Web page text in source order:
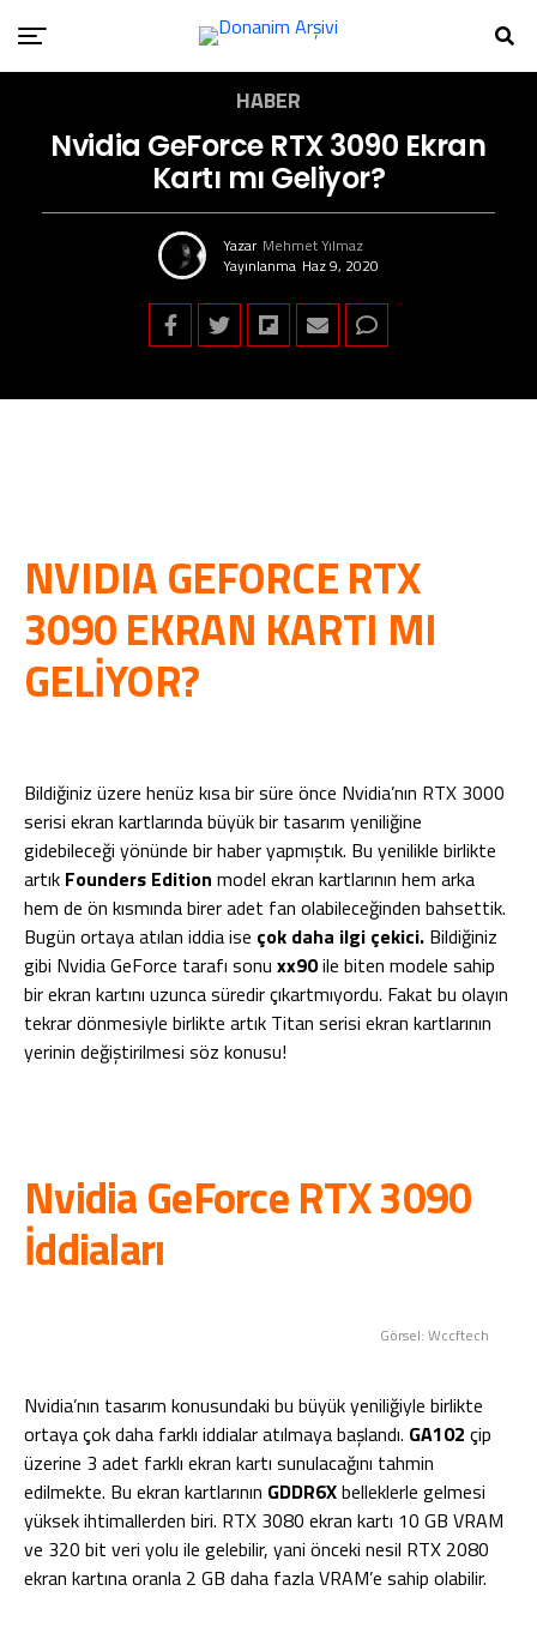
HABER
Nvidia GeForce RTX 3090 Ekran
Kartı mı Geliyor?
Yazar Mehmet Yılmaz
Yayınlanma Haz 9, 2020
NVIDIA GEFORCE RTX
3090 EKRAN KARTI MI
GELİYOR?
Bildiğiniz üzere henüz kısa bir süre önce Nvidia’nın RTX 3000
serisi ekran kartlarında büyük bir tasarım yeniliğine
gidebileceği yönünde bir haber yapmıştık. Bu yenilikle birlikte
artık Founders Edition model ekran kartlarının hem arka
hem de ön kısmında birer adet fan olabileceğinden bahsettik.
Bugün ortaya atılan iddia ise çok daha ilgi çekici. Bildiğiniz
gibi Nvidia GeForce tarafı sonu xx90ile biten modele sahip
bir ekran kartını uzunca süredir çıkartmıyordu. Fakat bu olayın
tekrar dönmesiyle birlikte artık Titan serisi ekran kartlarının
yerinin değiştirilmesi söz konusu!
Nvidia GeForce RTX 3090
İddiaları
Görsel: Wccftech
Nvidia’nın tasarım konusundaki bu büyük yeniliğiyle birlikte
ortaya çok daha farklı iddialar atılmaya başlandı. GA102 çip
üzerine 3 adet farklı ekran kartı sunulacağını tahmin
edilmekte. Bu ekran kartlarının GDDR6Xbelleklerle gelmesi
yüksek ihtimallerden biri. RTX 3080 ekran kartı 10 GB VRAM
ve 320 bit veri yolu ile gelebilir, yani önceki nesil RTX 2080
ekran kartına oranla 2 GB daha fazla VRAM’e sahip olabilir.